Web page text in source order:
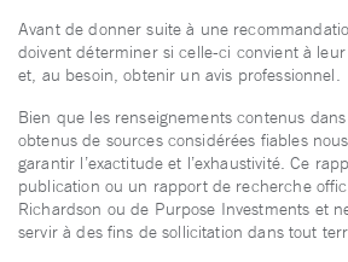
Avant de donner suite à une
doivent déterminer si celle-ci convient à
et, au besoin, obtenir un avis professionnel.
Bien que les renseignements contenus
obtenus de sources considérées fiables
garantir l’exactitude et l’exhaustivité. Ce
publication ou un rapport de recherche
Richardson ou de Purpose Investments et
servir à des fins de sollicitation dans tout